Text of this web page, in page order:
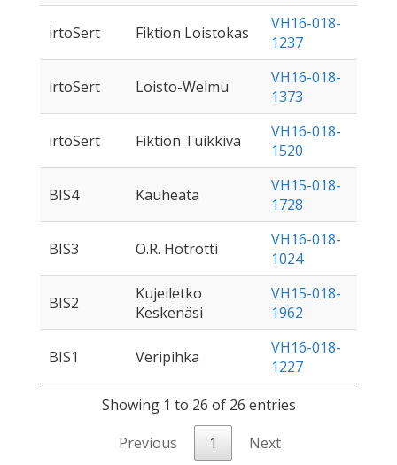
irtoSert Fiktion Loistokas
VH16-018-
1237
irtoSert Loisto-Welmu
VH16-018-
1373
irtoSert Fiktion Tuikkiva
VH16-018-
1520
BIS4 Kauheata
VH15-018-
1728
BIS3 O.R. Hotrotti
VH16-018-
1024
BIS2
Kujeiletko
Keskenäsi
VH15-018-
1962
BIS1 Veripihka
VH16-018-
1227
Showing 1 to 26 of 26 entries
Previous
1 Next